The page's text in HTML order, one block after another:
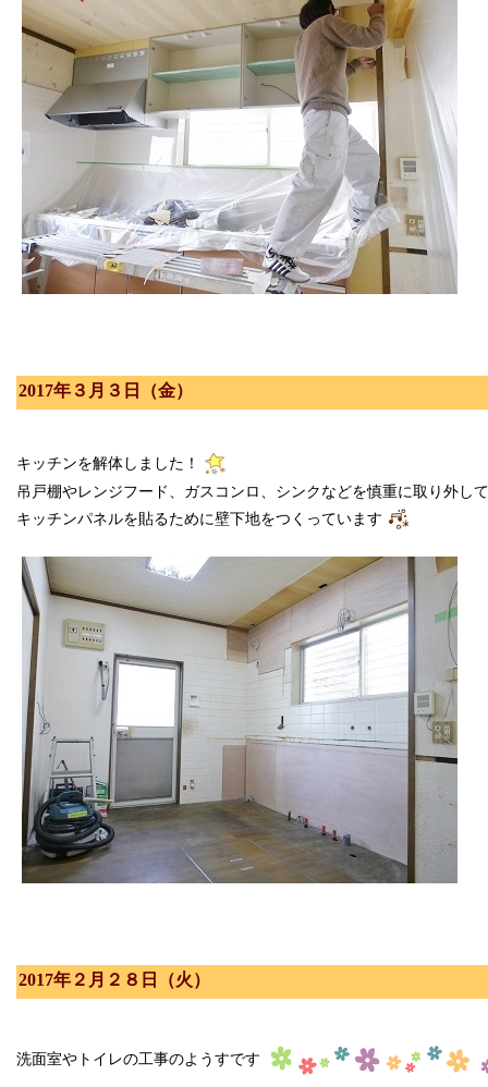
2017年３月３日（金）
キッチンを解体しました！
吊戸棚やレンジフード、ガスコンロ、シンクなどを慎重に取り外し
キッチンパネルを貼るために壁下地をつくっています
2017年２月２８日（火）
洗面室やトイレの工事のようすです